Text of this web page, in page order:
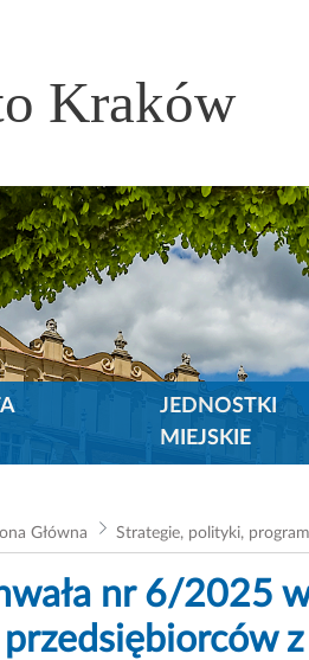
Kraków
JEDNOSTKI
MIEJSKIE
Główna Strategie, polityki,
nr 6/2025